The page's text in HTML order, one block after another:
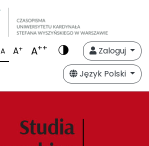
A A+ A++
Zaloguj
Język Polski